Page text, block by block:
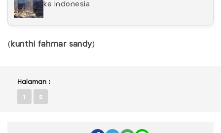
ke Indonesia
( kunthi fahmar sandy)
Halaman :
1 2